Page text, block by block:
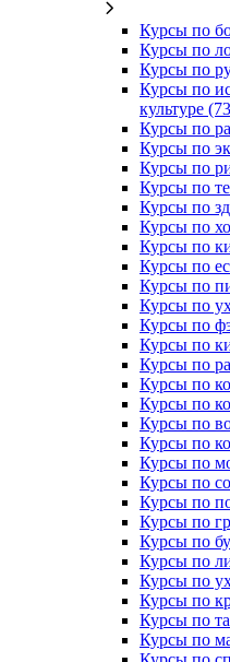
Курсы по
Курсы по
Курсы по
Курсы по
культуре
Курсы по
Курсы по
Курсы по
Курсы по
Курсы по
Курсы по
Курсы по
Курсы по
Курсы по
Курсы по
Курсы по
Курсы по
Курсы по
Курсы по
Курсы по
Курсы по
Курсы по
Курсы по
Курсы по
Курсы по
Курсы по
Курсы по
Курсы по
Курсы по
Курсы по
Курсы по
Курсы по